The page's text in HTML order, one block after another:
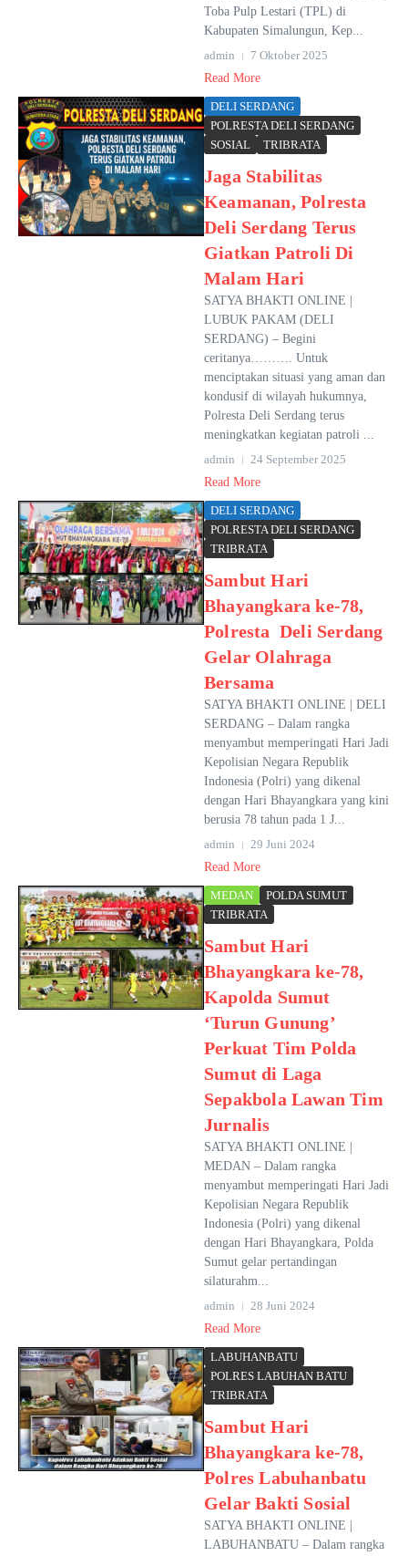
Toba Pulp Lestari (TPL) di
Kabupaten Simalungun, Kep...
admin
7 Oktober 2025
Read More
DELI SERDANG
POLRESTA DELI SERDANG
SOSIAL
TRIBRATA
Jaga Stabilitas
Keamanan, Polresta
Deli Serdang Terus
Giatkan Patroli Di
Malam Hari
SATYA BHAKTI ONLINE |
LUBUK PAKAM (DELI
SERDANG) – Begini
ceritanya………. Untuk
menciptakan situasi yang aman dan
kondusif di wilayah hukumnya,
Polresta Deli Serdang terus
meningkatkan kegiatan patroli ...
admin
24 September 2025
Read More
DELI SERDANG
POLRESTA DELI SERDANG
TRIBRATA
Sambut Hari
Bhayangkara ke-78,
Polresta Deli Serdang
Gelar Olahraga
Bersama
SATYA BHAKTI ONLINE | DELI
SERDANG – Dalam rangka
menyambut memperingati Hari Jadi
Kepolisian Negara Republik
Indonesia (Polri) yang dikenal
dengan Hari Bhayangkara yang kini
berusia 78 tahun pada 1 J...
admin
29 Juni 2024
Read More
MEDAN
POLDA SUMUT
TRIBRATA
Sambut Hari
Bhayangkara ke-78,
Kapolda Sumut
‘Turun Gunung’
Perkuat Tim Polda
Sumut di Laga
Sepakbola Lawan Tim
Jurnalis
SATYA BHAKTI ONLINE |
MEDAN – Dalam rangka
menyambut memperingati Hari Jadi
Kepolisian Negara Republik
Indonesia (Polri) yang dikenal
dengan Hari Bhayangkara, Polda
Sumut gelar pertandingan
silaturahm...
admin
28 Juni 2024
Read More
LABUHANBATU
POLRES LABUHAN BATU
TRIBRATA
Sambut Hari
Bhayangkara ke-78,
Polres Labuhanbatu
Gelar Bakti Sosial
SATYA BHAKTI ONLINE |
LABUHANBATU – Dalam rangka